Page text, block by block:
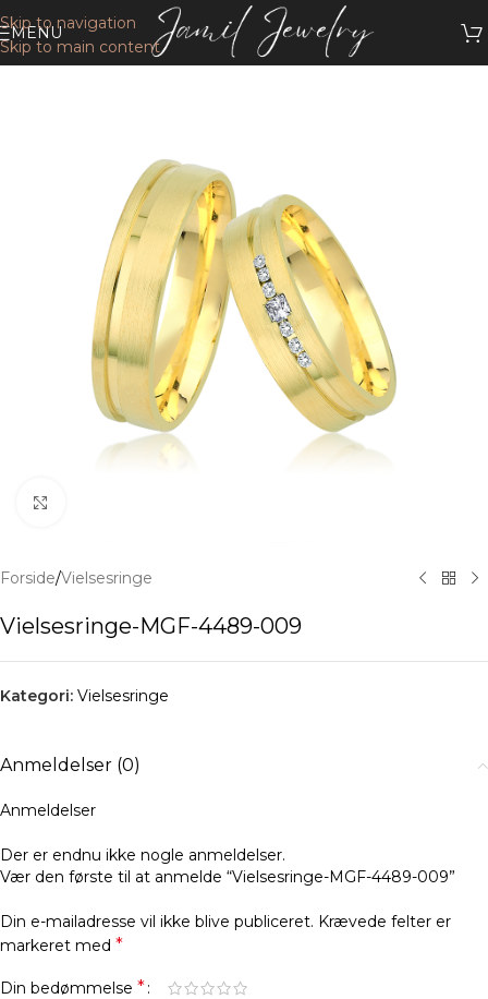
Skip to navigation
Skip to main content
MENU
Forside/Vielsesringe
Vielsesringe-MGF-4489-009
Kategori: Vielsesringe
Anmeldelser (0)
Anmeldelser
Der er endnu ikke nogle anmeldelser.
Vær den første til at anmelde “Vielsesringe-MGF-4489-009”
Din e-mailadresse vil ikke blive publiceret. Krævede felter er
markeret med *
Din bedømmelse *